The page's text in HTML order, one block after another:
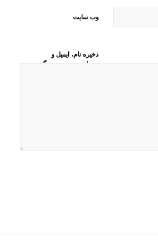
وب‌ سایت
ذخیره نام، ایمیل و
وبسایت من در مرورگر